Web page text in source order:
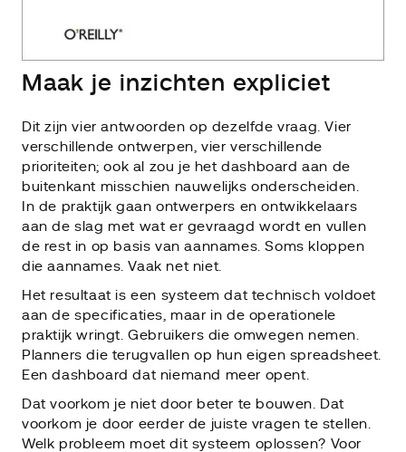
Maak je inzichten expliciet
Dit zijn vier antwoorden op dezelfde vraag. Vier
verschillende ontwerpen, vier verschillende
prioriteiten; ook al zou je het dashboard aan de
buitenkant misschien nauwelijks onderscheiden.
In de praktijk gaan ontwerpers en ontwikkelaars
aan de slag met wat er gevraagd wordt en vullen
de rest in op basis van aannames. Soms kloppen
die aannames. Vaak net niet.
Het resultaat is een systeem dat technisch voldoet
aan de specificaties, maar in de operationele
praktijk wringt. Gebruikers die omwegen nemen.
Planners die terugvallen op hun eigen spreadsheet.
Een dashboard dat niemand meer opent.
Dat voorkom je niet door beter te bouwen. Dat
voorkom je door eerder de juiste vragen te stellen.
Welk probleem moet dit systeem oplossen? Voor